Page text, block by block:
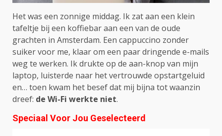
Het was een zonnige middag. Ik zat aan een klein
tafeltje bij een koffiebar aan een van de oude
grachten in Amsterdam. Een cappuccino zonder
suiker voor me, klaar om een paar dringende e-mails
weg te werken. Ik drukte op de aan-knop van mijn
laptop, luisterde naar het vertrouwde opstartgeluid
en… toen kwam het besef dat mij bijna tot waanzin
dreef: de Wi-Fi werkte niet.
Speciaal Voor Jou Geselecteerd